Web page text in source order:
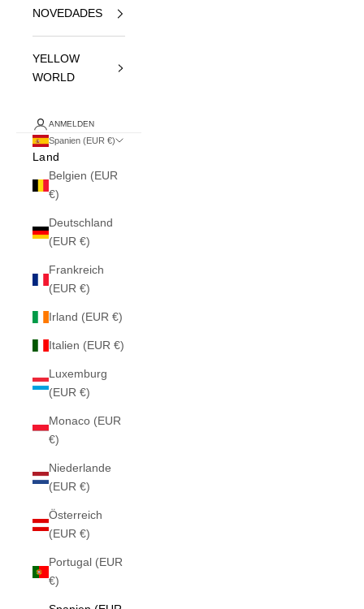
NOVEDADES
YELLOW
WORLD
ANMELDEN
Spanien (EUR €)
Land
Belgien (EUR
€)
Deutschland
(EUR €)
Frankreich
(EUR €)
Irland (EUR €)
Italien (EUR €)
Luxemburg
(EUR €)
Monaco (EUR
€)
Niederlande
(EUR €)
Österreich
(EUR €)
Portugal (EUR
€)